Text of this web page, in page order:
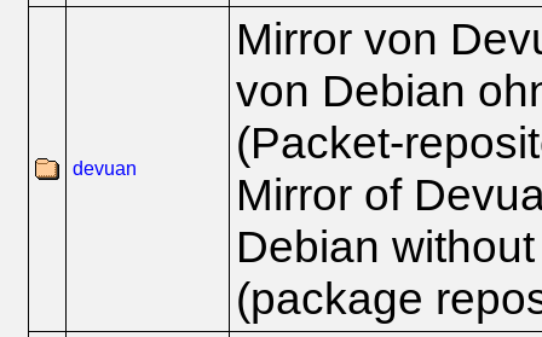
devuan
Mirror von
von Debian
(Packet-
Mirror of
Debian
(package